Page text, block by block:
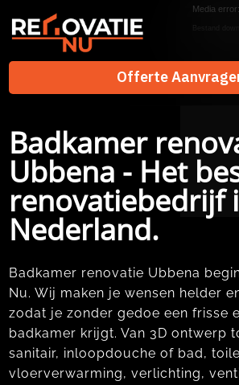
Offerte
Offerte
Media
Bestand
Badkamer
Ubbena - Het
renovatiebedrijf
Nederland.
Badkamer renovatie Ubbena
Nu. Wij maken je wensen helder
zodat je zonder gedoe een frisse
badkamer krijgt. Van 3D ontwerp
sanitair, inloopdouche of bad,
vloerverwarming, verlichting,